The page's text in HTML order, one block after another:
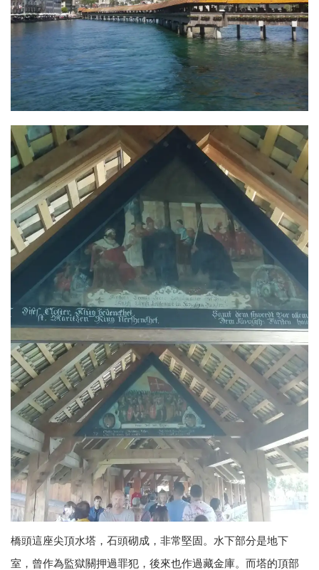
橋頭這座尖頂水塔，石頭砌成，非常堅固。水下部分是地下
室，曾作為監獄關押過罪犯，後來也作過藏金庫。而塔的頂部